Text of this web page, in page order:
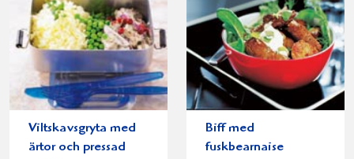
Viltskavsgryta med
ärtor och pressad
Biff med
fuskbearnaise